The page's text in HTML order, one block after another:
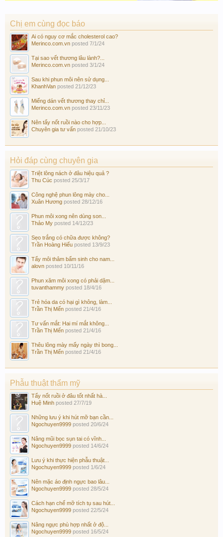
Chị em cùng đọc báo
Ai có nguy cơ mắc cholesterol cao?
Merinco.com.vn posted 7/1/24
Tại sao vết thương lâu lành?...
Merinco.com.vn posted 3/1/24
Sau khi phun môi nên sử dụng...
KhanhVan posted 21/12/23
Miếng dán vết thương thay chỉ...
Merinco.com.vn posted 23/11/23
Nên tẩy nốt ruồi nào cho hợp...
Chuyên gia tư vấn posted 21/10/23
Hỏi đáp cùng chuyên gia
Triệt lông nách ở đâu hiệu quả ?
Thu Cúc posted 25/3/17
Công nghệ phun lông mày cho...
Xuân Hương posted 28/12/16
Phun môi xong nên dùng son...
Thảo My posted 14/12/23
Sẹo trắng có chữa được không?
Trần Hoàng Hiếu posted 13/9/23
Tẩy môi thâm bẩm sinh cho nam...
alovn posted 10/11/16
Phun xăm môi xong có phải dặm...
tuvanthammy posted 18/4/16
Trẻ hóa da có hại gì không, làm...
Trần Thị Mến posted 21/4/16
Tư vấn mắt: Hai mí mắt không...
Trần Thị Mến posted 21/4/16
Thêu lông mày mấy ngày thì bong...
Trần Thị Mến posted 21/4/16
Phẫu thuật thẩm mỹ
Tẩy nốt ruồi ở đâu tốt nhất hà...
Huệ Minh posted 27/7/19
Những lưu ý khi hút mỡ bạn cần...
Ngochuyen9999 posted 20/6/24
Nâng mũi bọc sụn tai có vĩnh...
Ngochuyen9999 posted 14/6/24
Lưu ý khi thực hiện phẫu thuật...
Ngochuyen9999 posted 1/6/24
Nên mặc áo định ngực bao lâu...
Ngochuyen9999 posted 28/5/24
Cách hạn chế mỡ tích tụ sau hút...
Ngochuyen9999 posted 22/5/24
Nâng ngực phù hợp nhất ở độ...
Ngochuyen9999 posted 16/5/24